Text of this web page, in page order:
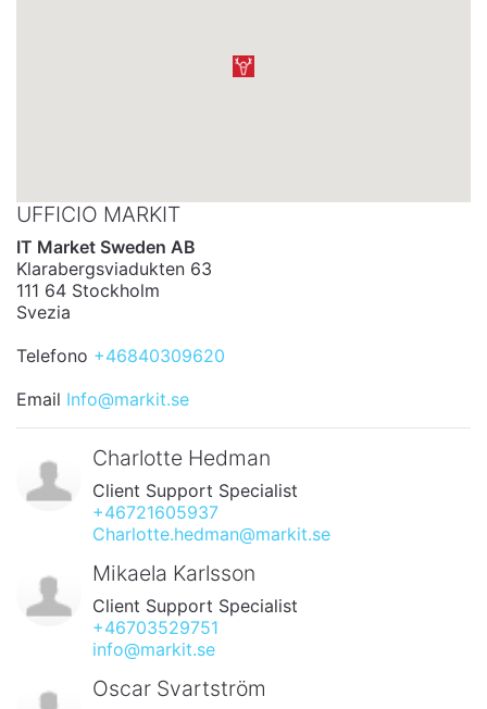
UFFICIO MARKIT
IT Market Sweden AB
Klarabergsviadukten 63
111 64 Stockholm
Svezia
Telefono +46840309620
Email Info@markit.se
Charlotte Hedman
Client Support Specialist
+46721605937
Charlotte.hedman@markit.se
Mikaela Karlsson
Client Support Specialist
+46703529751
info@markit.se
Oscar Svartström